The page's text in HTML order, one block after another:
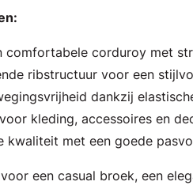
comfortabele corduroy met
ribstructuur voor een
dankzij
kleding, accessoires en
kwaliteit met een goede
een casual broek, een